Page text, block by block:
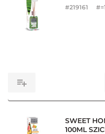
#219161
SWEET
100ML